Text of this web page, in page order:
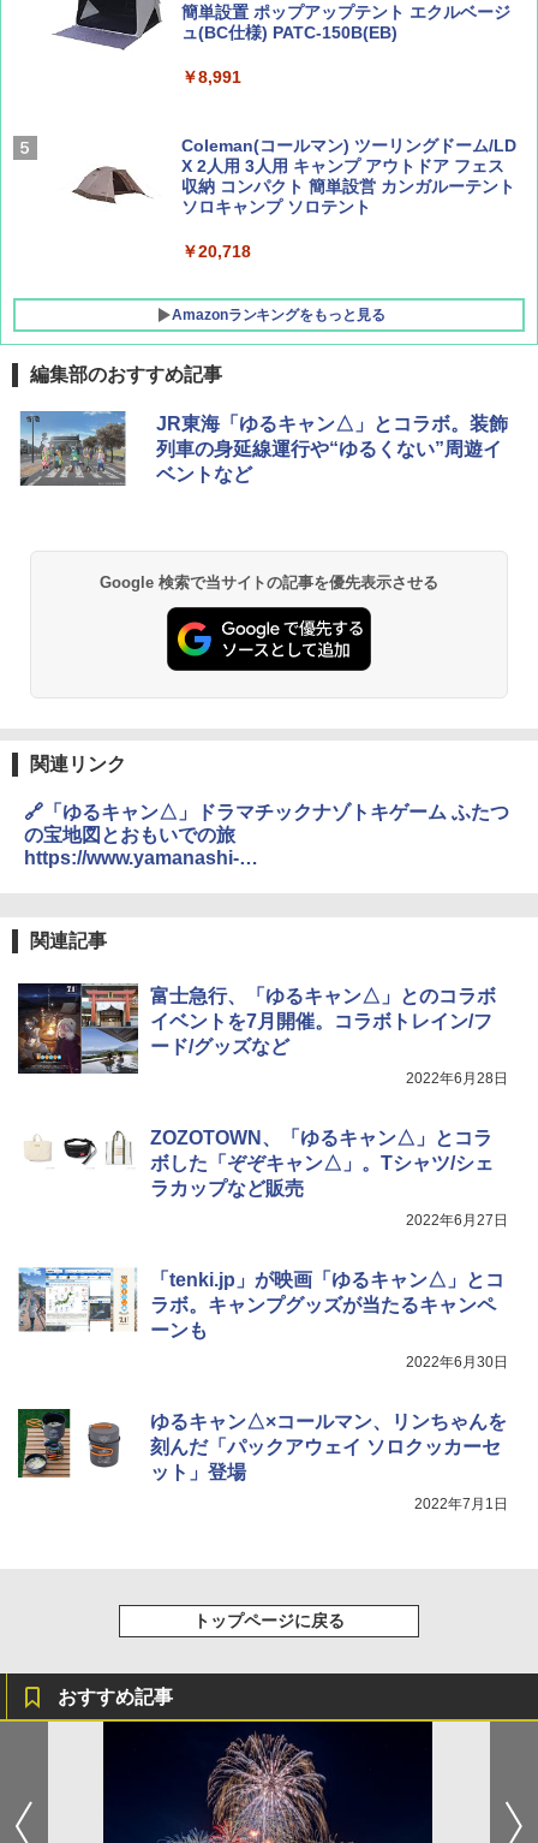
BE-PAL(ビ-パル) 2026年 9 月号【特別付録:
SOTO ミニマル"旅"財布 ランダム2種】
￥1,500
新しい日本地理 地図・統計・移動から読み
解く (講談社現代新書)
￥1,540
簡単設置 ポップアップテント エクルベージ
ュ(BC仕様) PATC-150B(EB)
￥8,991
Coleman(コールマン) ツーリングドーム/LD
X 2人用 3人用 キャンプ アウトドア フェス
収納 コンパクト 簡単設営 カンガルーテント
ソロキャンプ ソロテント
￥20,718
Amazonランキングをもっと見る
BUNDOK(バンドック)ソロ ドーム 1 EX BDK
-08EX カーキ ソロキャンプ ポリエステル フ
レーム テント
026リニューアル 急速冷凍 空間倍増 衛生的
コンパクト 保冷力長持ち
￥2,980
付き ヒグマ・イノシシ対策 自治体・教育機
関の購入実績 登山・キャンプ・アウトドア・
防災用品 長期保存可能 緊急時用 日本国内発
送
ラソル ガーデン サイトシート付 折りたたみ
防水 UVカット 4段階高さ調整 軽量 収納袋付
き
ポインターライト 強力 小型 緑色/赤色/青紫色
USB充電式 高精度 超長距離照射 長時間使用
可能 安全ロック付き 高安全性 金属製耐久 コ
ンパクト多機能設計 持ち運び便利 アウトド
￥1,180
編集部のおすすめ記事
JR東海「ゆるキャン△」とコラボ。装飾
列車の身延線運行や“ゆるくない”周遊イ
ベントなど
Google 検索で当サイトの記事を優先表示させる
関連リンク
🔗「ゆるキャン△」ドラマチックナゾトキゲーム ふたつ
の宝地図とおもいでの旅
https://www.yamanashi-
関連記事
富士急行、「ゆるキャン△」とのコラボ
イベントを7月開催。コラボトレイン/フ
ード/グッズなど
2022年6月28日
ZOZOTOWN、「ゆるキャン△」とコラ
ボした「ぞぞキャン△」。Tシャツ/シェ
ラカップなど販売
2022年6月27日
「tenki.jp」が映画「ゆるキャン△」とコ
ラボ。キャンプグッズが当たるキャンペ
ーンも
2022年6月30日
ゆるキャン△×コールマン、リンちゃんを
刻んだ「パックアウェイ ソロクッカーセ
ット」登場
2022年7月1日
トップページに戻る
おすすめ記事